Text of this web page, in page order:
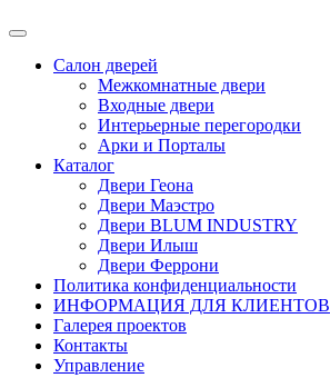
Салон дверей
Межкомнатные двери
Входные двери
Интерьерные перегородки
Арки и Порталы
Каталог
Двери Геона
Двери Маэстро
Двери BLUM INDUSTRY
Двери Илыш
Двери Феррони
Политика конфиденциальности
ИНФОРМАЦИЯ ДЛЯ КЛИЕНТОВ
Галерея проектов
Контакты
Управление